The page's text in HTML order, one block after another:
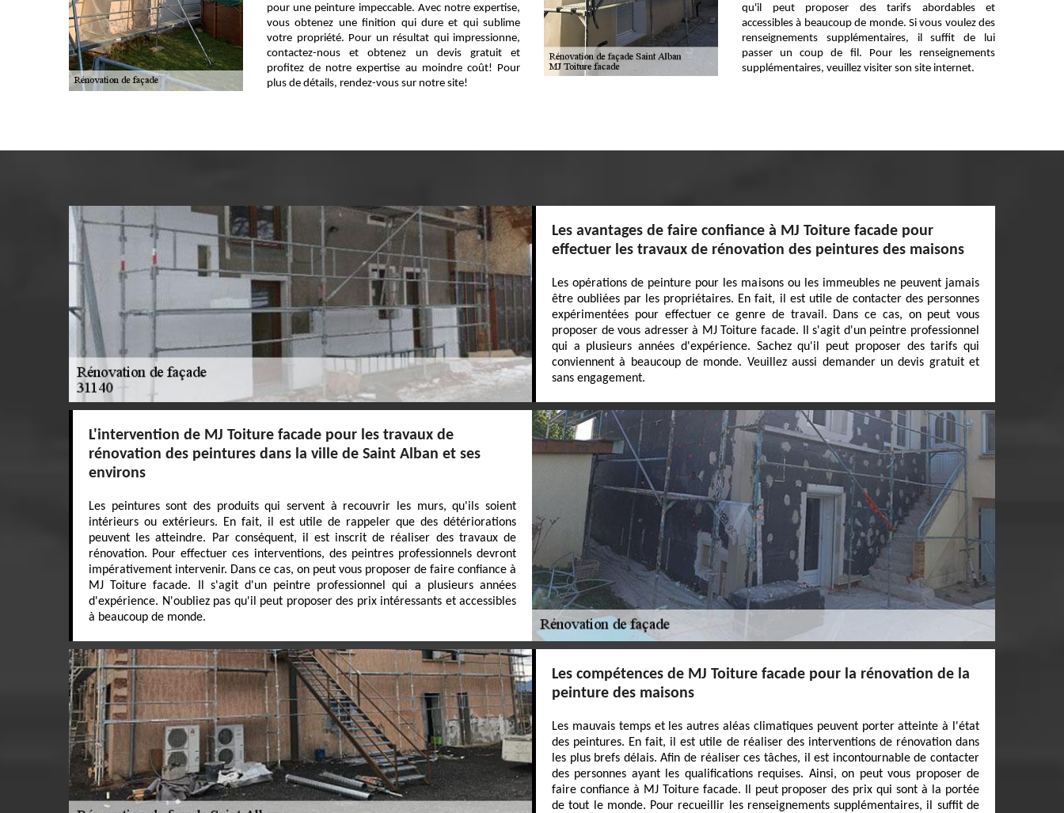
pour une peinture impeccable. Avec notre expertise,
vous obtenez une finition qui dure et qui sublime
votre propriété. Pour un résultat qui impressionne,
contactez-nous et obtenez un devis gratuit et
profitez de notre expertise au moindre coût! Pour
plus de détails, rendez-vous sur notre site!
qu'il peut proposer des tarifs abordables et
accessibles à beaucoup de monde. Si vous voulez des
renseignements supplémentaires, il suffit de lui
passer un coup de fil. Pour les renseignements
supplémentaires, veuillez visiter son site internet.
Les avantages de faire confiance à MJ Toiture facade pour
effectuer les travaux de rénovation des peintures des maisons
Les opérations de peinture pour les maisons ou les immeubles ne peuvent jamais
être oubliées par les propriétaires. En fait, il est utile de contacter des personnes
expérimentées pour effectuer ce genre de travail. Dans ce cas, on peut vous
proposer de vous adresser à MJ Toiture facade. Il s'agit d'un peintre professionnel
qui a plusieurs années d'expérience. Sachez qu'il peut proposer des tarifs qui
conviennent à beaucoup de monde. Veuillez aussi demander un devis gratuit et
sans engagement.
L'intervention de MJ Toiture facade pour les travaux de
rénovation des peintures dans la ville de Saint Alban et ses
environs
Les peintures sont des produits qui servent à recouvrir les murs, qu'ils soient
intérieurs ou extérieurs. En fait, il est utile de rappeler que des détériorations
peuvent les atteindre. Par conséquent, il est inscrit de réaliser des travaux de
rénovation. Pour effectuer ces interventions, des peintres professionnels devront
impérativement intervenir. Dans ce cas, on peut vous proposer de faire confiance à
MJ Toiture facade. Il s'agit d'un peintre professionnel qui a plusieurs années
d'expérience. N'oubliez pas qu'il peut proposer des prix intéressants et accessibles
à beaucoup de monde.
Les compétences de MJ Toiture facade pour la rénovation de la
peinture des maisons
Les mauvais temps et les autres aléas climatiques peuvent porter atteinte à l'état
des peintures. En fait, il est utile de réaliser des interventions de rénovation dans
les plus brefs délais. Afin de réaliser ces tâches, il est incontournable de contacter
des personnes ayant les qualifications requises. Ainsi, on peut vous proposer de
faire confiance à MJ Toiture facade. Il peut proposer des prix qui sont à la portée
de tout le monde. Pour recueillir les renseignements supplémentaires, il suffit de